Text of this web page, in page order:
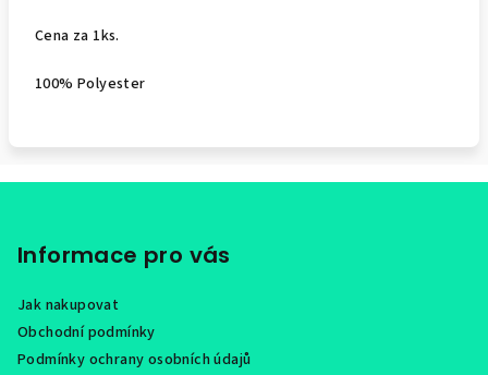
Cena za 1ks.
100% Polyester
Informace pro vás
Jak nakupovat
Obchodní podmínky
Podmínky ochrany osobních údajů